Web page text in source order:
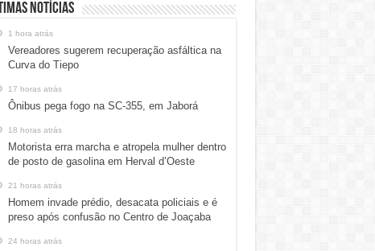
Notícias
1 hora atrás
Vereadores sugerem recuperação asfáltica na
Curva do Tiepo
17 horas atrás
Ônibus pega fogo na SC-355, em Jaborá
18 horas atrás
Motorista erra marcha e atropela mulher dentro
de posto de gasolina em Herval d’Oeste
21 horas atrás
Homem invade prédio, desacata policiais e é
preso após confusão no Centro de Joaçaba
24 horas atrás